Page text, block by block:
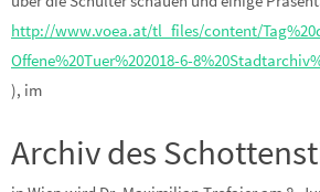
http://www.voea.at/tl_files/content/
Offene%20Tuer%202018-6-
), im
Archiv des